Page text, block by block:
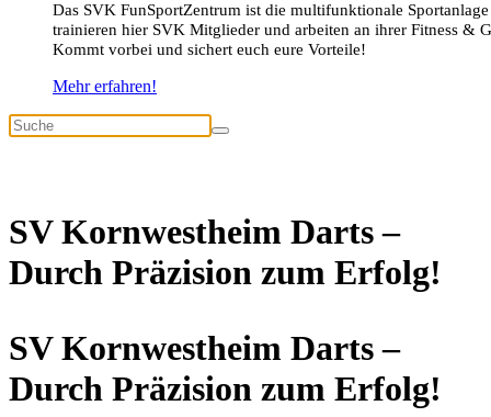
Das SVK FunSportZentrum ist die multifunktionale
trainieren hier SVK Mitglieder und arbeiten an ihrer Fitness &
Kommt vorbei und sichert euch eure Vorteile!
Mehr erfahren!
SV Kornwestheim Darts –
Durch Präzision zum Erfolg!
SV Kornwestheim Darts –
Durch Präzision zum Erfolg!